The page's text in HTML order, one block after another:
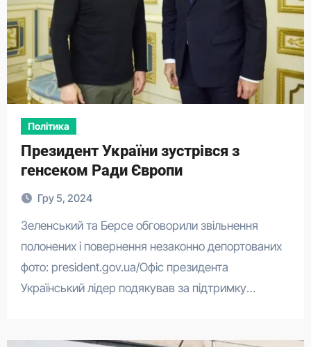
Політика
Президент України зустрівся з
генсеком Ради Європи
Гру 5, 2024
Зеленський та Берсе обговорили звільнення
полонених і повернення незаконно депортованих
фото: president.gov.ua/Офіс президента
Український лідер подякував за підтримку…